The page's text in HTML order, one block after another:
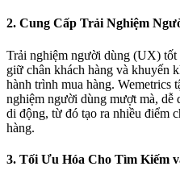
2. Cung Cấp Trải Nghiệm
Trải nghiệm người dùng (UX) tốt
giữ chân khách hàng và khuyến
hành trình mua hàng. Wemetrics
nghiệm người dùng mượt mà, dễ
di động, từ đó tạo ra nhiều điểm
hàng.
3. Tối Ưu Hóa Cho Tìm Kiếm